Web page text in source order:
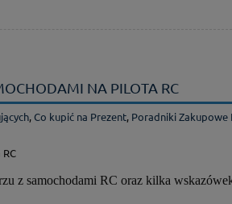
NA PILOTA RC
,Co kupić na Prezent, Poradniki Zakupowe
z samochodami RC oraz kilka